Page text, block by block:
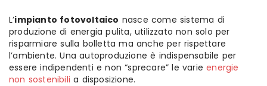
L’impianto fotovoltaico nasce come sistema di
produzione di energia pulita, utilizzato non solo per
risparmiare sulla bolletta ma anche per rispettare
l’ambiente. Una autoproduzione è indispensabile per
essere indipendenti e non “sprecare” le varieenergie
non sostenibilia disposizione.